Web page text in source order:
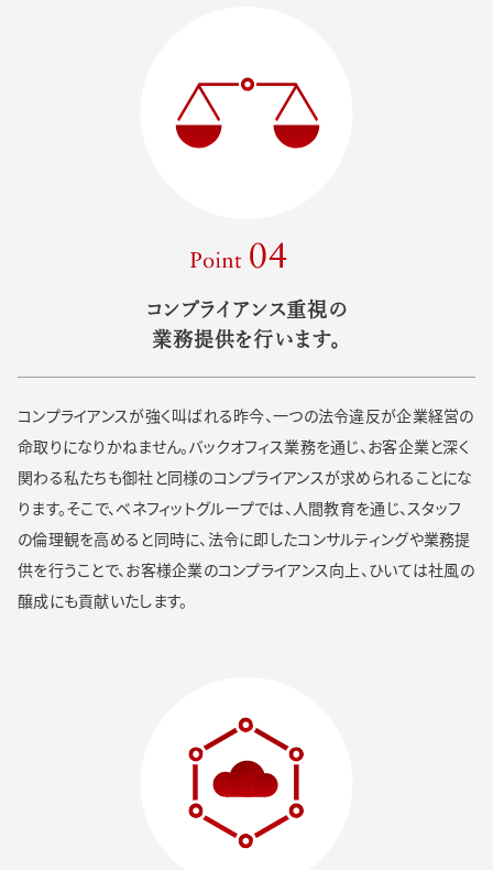
Point 04
コンプライアンス重視の
業務提供を行います。
コンプライアンスが強く叫ばれる昨今、一つの法令違反が企業経営の
命取りになりかねません。バックオフィス業務を通じ、お客企業と深く
関わる私たちも御社と同様のコンプライアンスが求められることにな
ります。そこで、ベネフィットグループでは、人間教育を通じ、スタッフ
の倫理観を高めると同時に、法令に即したコンサルティングや業務提
供を行うことで、お客様企業のコンプライアンス向上、ひいては社風の
醸成にも貢献いたします。